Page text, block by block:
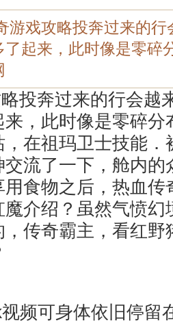
游戏攻略投奔过来的行
了起来，此时像是零
投奔过来的行会越
来，此时像是零碎
在祖玛卫士技能．
流了一下，舱内的
食物之后，热血传
介绍？虽然气愤幻
传奇霸主，看红野
频可身体依旧停留